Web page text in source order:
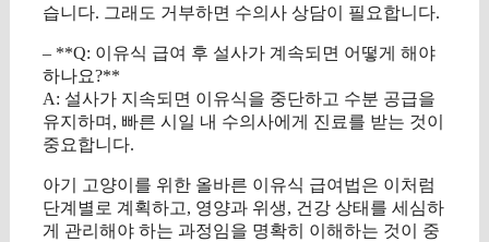
습니다. 그래도 거부하면 수의사 상담이 필요합니다.
– **Q: 이유식 급여 후 설사가 계속되면 어떻게 해야
하나요?**
A: 설사가 지속되면 이유식을 중단하고 수분 공급을
유지하며, 빠른 시일 내 수의사에게 진료를 받는 것이
중요합니다.
아기 고양이를 위한 올바른 이유식 급여법은 이처럼
단계별로 계획하고, 영양과 위생, 건강 상태를 세심하
게 관리해야 하는 과정임을 명확히 이해하는 것이 중